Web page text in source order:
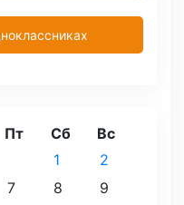
Пт Сб Вс
1
2
7 8
9